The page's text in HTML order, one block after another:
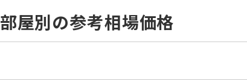
部屋別の参考相場価格